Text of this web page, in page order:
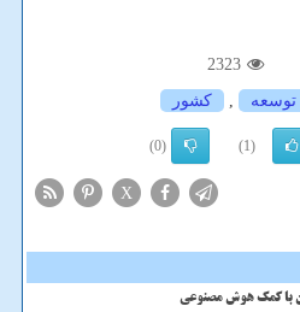
2323
توسعه , كشور
(1)
(0)
X
با کمک هوش مصنوعی